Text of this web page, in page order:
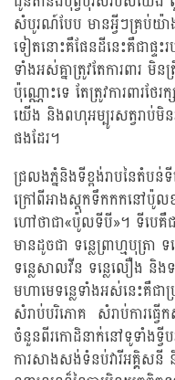
សំបូរណ៍បែប មានអ្វីៗគ្រប់យ៉
ទៀតនោះគឺផែនដីនេះគឺជាផ្ទ
ទាំងអស់គ្នាត្រូវតែការពារ មិន
ប៉ុណ្ណោះទេ តែត្រូវការពារថ
យើង និងពហុអម្បូរសត្វរាប់
ផងដែរ។
ជ្រលងភ្នំនិងទីខ្ពង់រាបនៃតំ
ក្រៅពីអាងស្តុកទឹកកកនៅប៉ូ
ហៅថាជា«ប៉ូលទីបី»។ ទីបេគឺជ
មានដូចជា ទន្លេព្រាហ្មបុត្រា ទ
ទន្លេសាលវីន ទន្លេលឿង និ
មហាមេទន្លេទាំងអស់នេះគឺជ
សំរាប់បរិភោគ សំរាប់ការធ្វើ
ចំនួនពីរកោដិនាក់នៅទូទាំង
ការសាងសង់ទំនប់វារីអគ្គិសនី